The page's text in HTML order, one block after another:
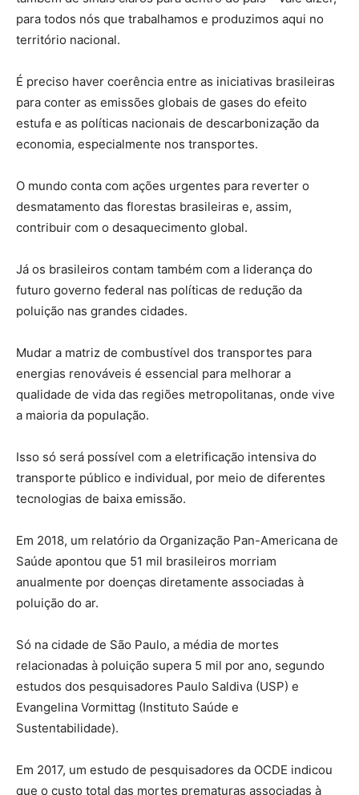
para todos nós que trabalhamos e produzimos aqui no
território nacional.
É preciso haver coerência entre as iniciativas brasileiras
para conter as emissões globais de gases do efeito
estufa e as políticas nacionais de descarbonização da
economia, especialmente nos transportes.
O mundo conta com ações urgentes para reverter o
desmatamento das florestas brasileiras e, assim,
contribuir com o desaquecimento global.
Já os brasileiros contam também com a liderança do
futuro governo federal nas políticas de redução da
poluição nas grandes cidades.
Mudar a matriz de combustível dos transportes para
energias renováveis é essencial para melhorar a
qualidade de vida das regiões metropolitanas, onde vive
a maioria da população.
Isso só será possível com a eletrificação intensiva do
transporte público e individual, por meio de diferentes
tecnologias de baixa emissão.
Em 2018, um relatório da Organização Pan-Americana de
Saúde apontou que 51 mil brasileiros morriam
anualmente por doenças diretamente associadas à
poluição do ar.
Só na cidade de São Paulo, a média de mortes
relacionadas à poluição supera 5 mil por ano, segundo
estudos dos pesquisadores Paulo Saldiva (USP) e
Evangelina Vormittag (Instituto Saúde e
Sustentabilidade).
Em 2017, um estudo de pesquisadores da OCDE indicou
que o custo total das mortes prematuras associadas à